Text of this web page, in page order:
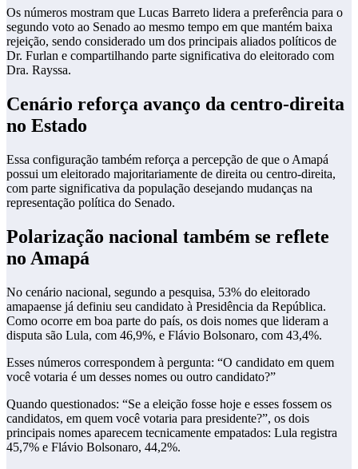
Os números mostram que Lucas Barreto lidera a preferência para o
segundo voto ao Senado ao mesmo tempo em que mantém baixa
rejeição, sendo considerado um dos principais aliados políticos de
Dr. Furlan e compartilhando parte significativa do eleitorado com
Dra. Rayssa.
Cenário reforça avanço da centro-direita
no Estado
Essa configuração também reforça a percepção de que o Amapá
possui um eleitorado majoritariamente de direita ou centro-direita,
com parte significativa da população desejando mudanças na
representação política do Senado.
Polarização nacional também se reflete
no Amapá
No cenário nacional, segundo a pesquisa, 53% do eleitorado
amapaense já definiu seu candidato à Presidência da República.
Como ocorre em boa parte do país, os dois nomes que lideram a
disputa são Lula, com 46,9%, e Flávio Bolsonaro, com 43,4%.
Esses números correspondem à pergunta: “O candidato em quem
você votaria é um desses nomes ou outro candidato?”
Quando questionados: “Se a eleição fosse hoje e esses fossem os
candidatos, em quem você votaria para presidente?”, os dois
principais nomes aparecem tecnicamente empatados: Lula registra
45,7% e Flávio Bolsonaro, 44,2%.